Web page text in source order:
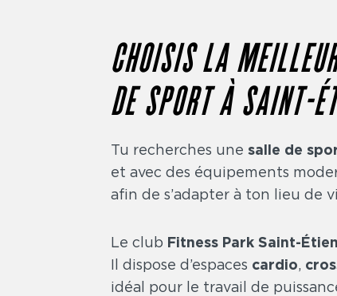
CHOISIS LA
DE SPORT À SAINT-
Tu recherches unesalle de
et avec des équipements
afin de s’adapter à ton lieu de
Le club Fitness Park Saint-
Il dispose d’espaces cardio,
idéal pour le travail de